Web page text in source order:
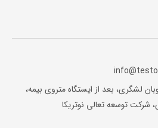
لشگری، بعد از ایستگاه متروی بیمه،